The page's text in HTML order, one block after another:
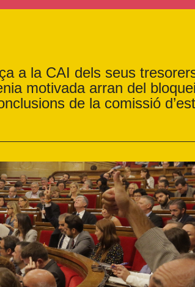
a la CAI dels seus
motivada arran del
de la comissió